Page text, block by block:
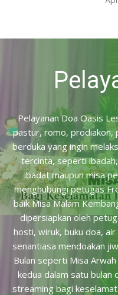
Pelayanan Doa Oasis
pastur, romo, prodiakon,
berduka yang ingin
tercinta, seperti
ibadat maupun misa
menghubungi petugas
baik Misa Malam
dipersiapkan oleh
hosti, wiruk, buku doa,
senantiasa mendoakan
Bulan seperti Misa
kedua dalam satu bulan
streaming bagi